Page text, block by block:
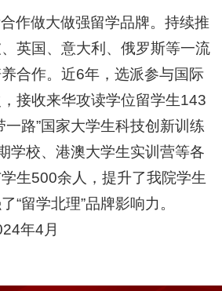
作做大做强留学品牌。持续推
英国、意大利、俄罗斯等一流
合作。近6年，选派参与国际
接收来华攻读学位留学生143
一路”国家大学生科技创新训练
学校、港澳大学生实训营等各
生500余人，提升了我院学生
“留学北理”品牌影响力。
年4月